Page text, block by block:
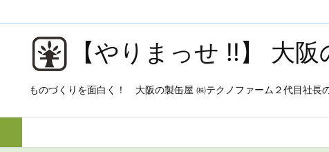
【やりまっせ !!】 大
ものづくりを面白く！ 大阪の製缶屋 ㈱テクノファーム２代目社長